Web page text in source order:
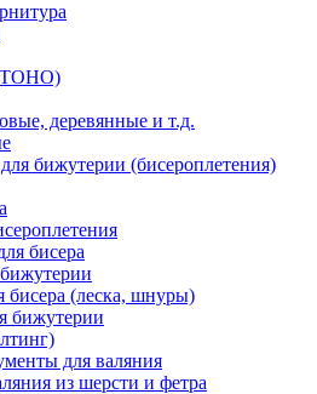
деревянные и т.д.
бижутерии (бисероплетения)
бисера
бисера (леска, шнуры)
бижутерии
для валяния
из шерсти и фетра